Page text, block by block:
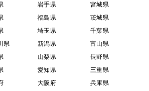
岩手県
宮城県
福島県
茨城県
埼玉県
千葉県
県 新潟県
富山県
山梨県
長野県
愛知県
三重県
大阪府
兵庫県